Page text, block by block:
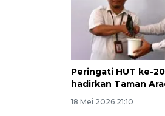
Peringati HUT ke-
hadirkan Taman
18 Mei 2026 21:10